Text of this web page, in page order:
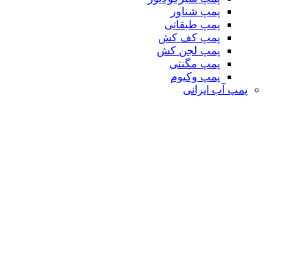
پمپ شناور
پمپ طبقاتی
پمپ کف کش
پمپ لجن کش
پمپ مگنتی
پمپ وکیوم
پمپ آب ایرانی